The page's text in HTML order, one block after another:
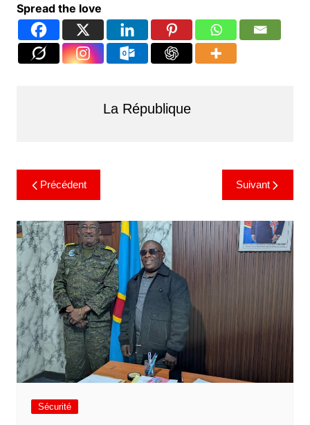
Spread the love
La République
Précédent Suivant
Sécurité